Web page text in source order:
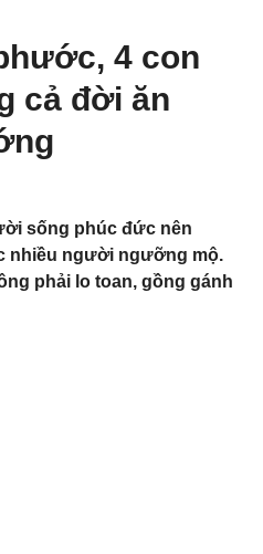
4 con
cả đời ăn
sống phúc đức nên
nhiều người ngưỡng mộ.
phải lo toan, gồng gánh